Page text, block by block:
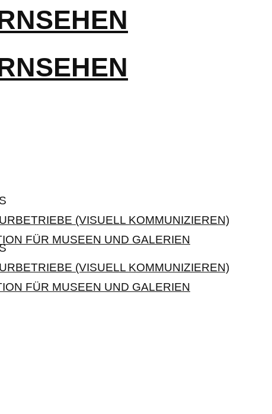
(VISUELL KOMMUNIZIEREN)
FÜR MUSEEN UND GALERIEN
(VISUELL KOMMUNIZIEREN)
FÜR MUSEEN UND GALERIEN